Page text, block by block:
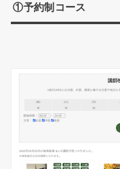
①予約制コース